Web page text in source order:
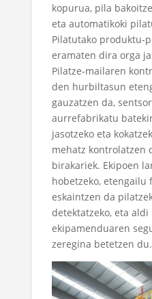
kopurua, pila
eta automatikoki
Pilatutako produktu-
eramaten dira orga
Pilatze-mailaren
den hurbiltasun
gauzatzen da,
aurrefabrikatu
jasotzeko eta
mehatz kontrolatzen
birakariek. Ekipoen
hobetzeko, etengailu
eskaintzen da
detektatzeko, eta aldi
ekipamenduaren
zeregina betetzen du.